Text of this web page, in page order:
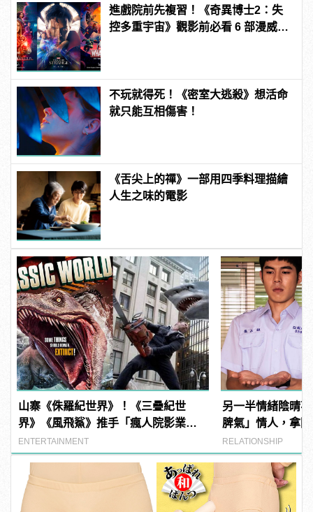
進戲院前先複習！《奇異博士2：失
控多重宇宙》觀影前必看 6 部漫威電
不玩就得死！《密室大逃殺》想活命
就只能互相傷害！
《舌尖上的禪》一部用四季料理描繪
人生之味的電影
山寨《侏羅紀世界》！《三疊紀世
界》《風飛鯊》推手「瘋人院影業」
如何片片賺錢？
ENTERTAINMENT
另一半情緒陰晴
脾氣」情人，拿
RELATIONSHIP